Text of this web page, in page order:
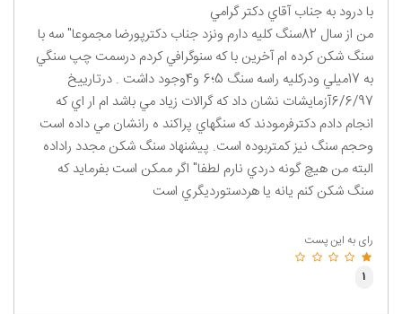
با درود به جناب آقاي دكتر گرامي
من از سال 82سنگ كليه دارم ونزد جناب دكترپورضا مجموعا" سه با
سنگ شكن كرده ام آخرين با كه سنوگرافي كردم درسمت چپ سنگي
به 17ميلي ودركليه راسه سنگ 5؛6 و4وجود داشت . درتارييخ
6/6/97آزمايشات نشان داد كه گرالات زياد مي باشد ام ار اي كه
انجام دادم دكترفرمودند كه سنگهاي پراكند ه رانشان مي داده است
وحجم سنگ نيز كمتربوده است. پيشنهاد سنگ شكن مجدد راداده
البته من هيچ گونه دردي نارم لطفا" اگر ممكن است بفرمايد كه
سنگ شكن كنم يانه يا هردستورديگري است
رای به این پست
1